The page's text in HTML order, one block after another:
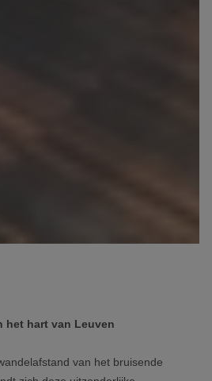
het hart van Leuven
van het bruisende